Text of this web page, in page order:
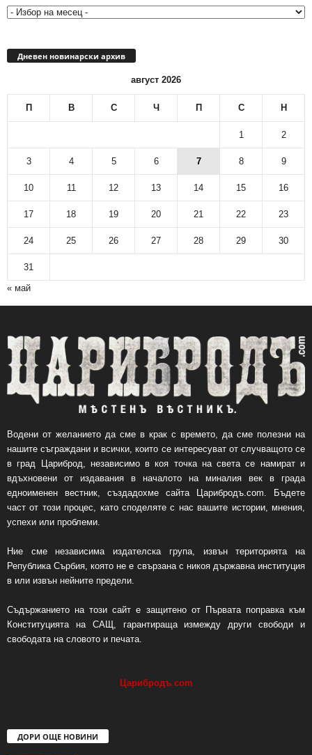
Дневен новинарски архив
август 2026
П В С Ч П С Н
1 2
3 4 5 6 7 8 9
10 11 12 13 14 15 16
17 18 19 20 21 22 23
24 25 26 27 28 29 30
31
« май
Водени от желанието да сме в крак с времето, да сме полезни на
нашите съграждани и всички, които се интересуват от случващото се
в град Цариброд, независимо в коя точка на света се намират и
вдъхновени от издавания в началото на миналия век в града
едноименен вестник, създадохме сайта Царибродъ.com. Бъдете
част от този процес, като споделяте с нас вашите истории, мнения,
успехи или проблеми.
Ние сме независима издателска група, извън територията на
Република Сърбия, която не е свързана с никоя държавна институция
в или извън нейните предели.
Съдържанието на този сайт е защитено от Първата поправка към
Конституцията на САЩ, гарантираща измежду други свободи и
свободата на словото и печата.
Царибродъ.com
ДОРИ ОЩЕ НОВИНИ